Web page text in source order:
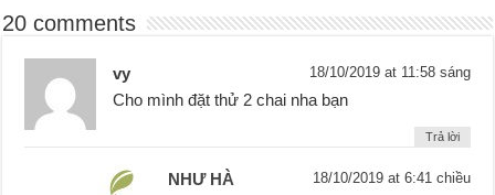
20 comments
vy 18/10/2019 at 11:58 sáng
Cho mình đặt thử 2 chai nha bạn
Trả lời
NHƯ HÀ 18/10/2019 at 6:41 chiều